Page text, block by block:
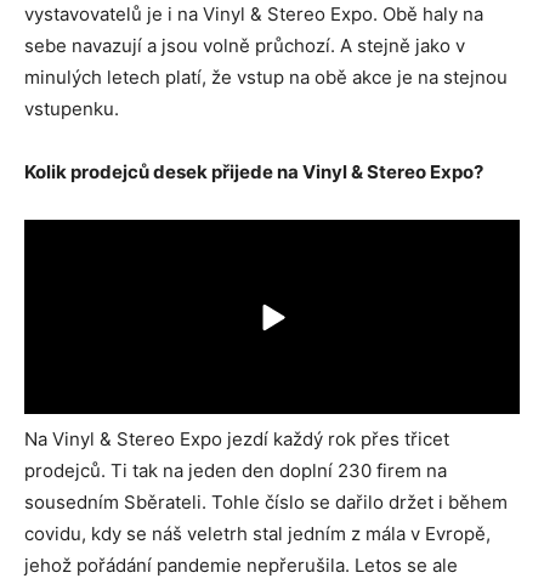
vystavovatelů je i na Vinyl & Stereo Expo. Obě haly na
sebe navazují a jsou volně průchozí. A stejně jako v
minulých letech platí, že vstup na obě akce je na stejnou
vstupenku.
Kolik prodejců desek přijede na Vinyl & Stereo Expo?
Na Vinyl & Stereo Expo jezdí každý rok přes třicet
prodejců. Ti tak na jeden den doplní 230 firem na
sousedním Sběrateli. Tohle číslo se dařilo držet i během
covidu, kdy se náš veletrh stal jedním z mála v Evropě,
jehož pořádání pandemie nepřerušila. Letos se ale